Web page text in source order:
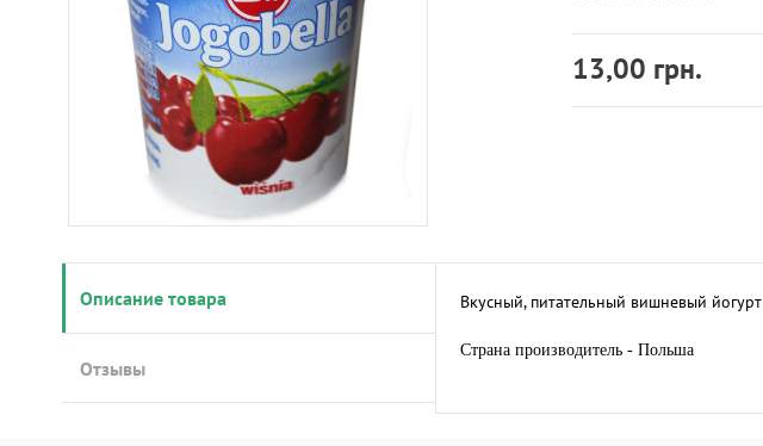
13,00 грн.
Описание товара
Отзывы
Вкусный, питательный вишневый йогурт
Страна производитель - Польша